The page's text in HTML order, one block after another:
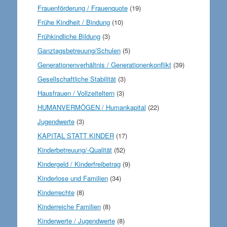
Frauenförderung / Frauenquote(19)
Frühe Kindheit / Bindung(10)
Frühkindliche Bildung(3)
Ganztagsbetreuung/Schulen(5)
Generationenverhältnis / Generationenkonflikt(39)
Gesellschaftliche Stabilität(3)
Hausfrauen / Vollzeiteltern(3)
HUMANVERMÖGEN / Humankapital (22)
Jugendwerte(3)
KAPITAL STATT KINDER(17)
Kinderbetreuung/-Qualität(52)
Kindergeld / Kinderfreibetrag(9)
Kinderlose und Familien(34)
Kinderrechte(8)
Kinderreiche Familien(8)
Kinderwerte / Jugendwerte(8)